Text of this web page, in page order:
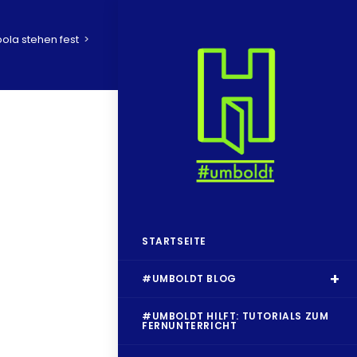
STARTSEITE
#UMBOLDT BLOG
#UMBOLDT HILFT: TUTORIALS ZUM
FERNUNTERRICHT
stehen fest >